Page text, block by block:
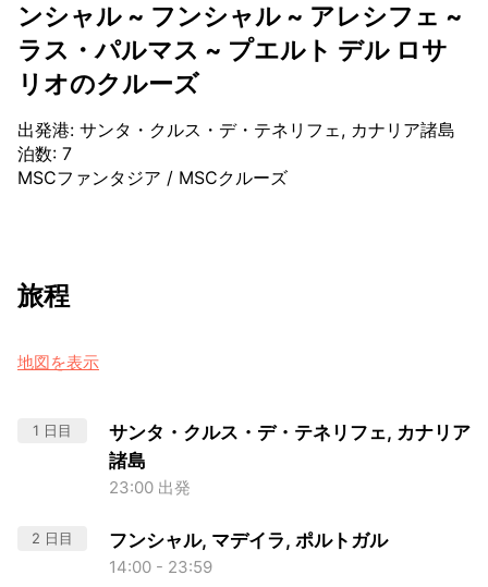
ンシャル ~ フンシャル ~ アレシフェ ~
ラス・パルマス ~ プエルト デル ロサ
リオのクルーズ
出発港: サンタ・クルス・デ・テネリフェ, カナリア諸島
泊数: 7
MSCファンタジア / MSCクルーズ
旅程
地図を表示
1 日目
サンタ・クルス・デ・テネリフェ, カナリア
諸島
23:00 出発
2 日目 フンシャル, マデイラ, ポルトガル
14:00 - 23:59